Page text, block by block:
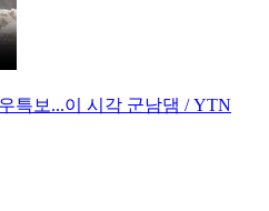
특보...이 시각 군남댐 / YTN